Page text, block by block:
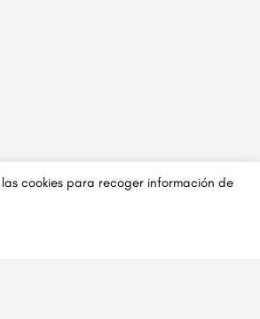
cookies para recoger información de